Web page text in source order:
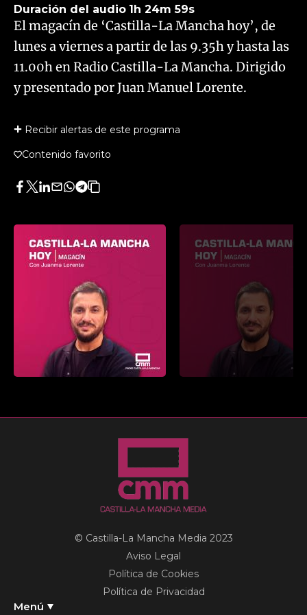
Duración del audio 1h 24m 59s
El magacín de ‘Castilla-La Mancha hoy’, de
lunes a viernes a partir de las 9.35h y hasta las
11.00h en Radio Castilla-La Mancha. Dirigido
y presentado por Juan Manuel Lorente.
Recibir alertas de este programa
Contenido favorito
Facebook
Twitter
LinkedIn
Enviar
Whatsapp
Telegram
Copiar
artículo
Menú
© Castilla-La Mancha Media 2023
Aviso Legal
Política de Cookies
Política de Privacidad